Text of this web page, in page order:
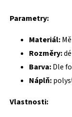
Parametry:
Materiál:
Rozměry:
Barva:Dle
Náplň:
Vlastnosti: